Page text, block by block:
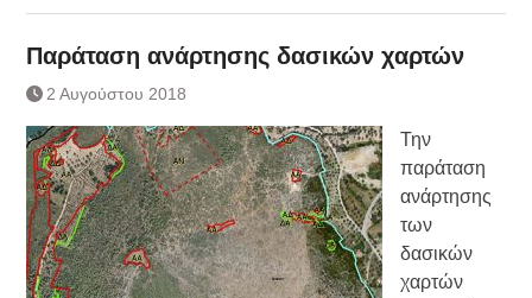
Παράταση ανάρτησης δασικών χαρτών
2 Αυγούστου 2018
Την
παράταση
ανάρτησης
των
δασικών
χαρτών